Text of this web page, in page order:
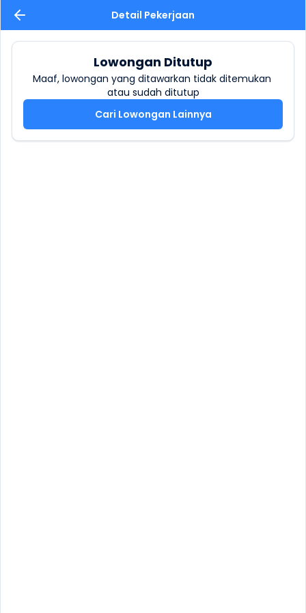
Detail Pekerjaan
Lowongan Ditutup
Maaf, lowongan yang ditawarkan tidak ditemukan
atau sudah ditutup
Cari Lowongan Lainnya